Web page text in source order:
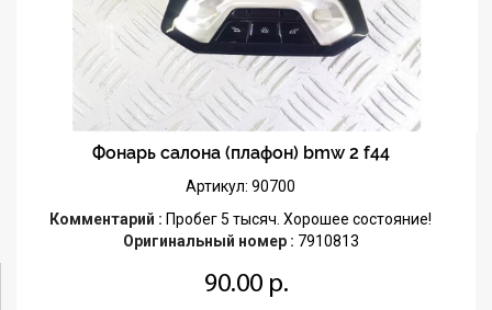
Фонарь салона (плафон) bmw 2 f44
Артикул: 90700
Комментарий : Пробег 5 тысяч. Хорошее состояние!
Оригинальный номер : 7910813
90.00 р.